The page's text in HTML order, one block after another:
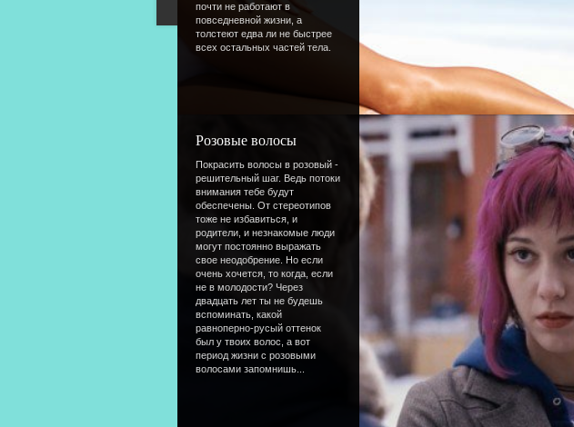
почти не работают в
повседневной жизни, а
толстеют едва ли не быстрее
всех остальных частей тела.
Розовые волосы
Покрасить волосы в розовый -
решительный шаг. Ведь потоки
внимания тебе будут
обеспечены. От стереотипов
тоже не избавиться, и
родители, и незнакомые люди
могут постоянно выражать
свое неодобрение. Но если
очень хочется, то когда, если
не в молодости? Через
двадцать лет ты не будешь
вспоминать, какой
равноперно-русый оттенок
был у твоих волос, а вот
период жизни с розовыми
волосами запомнишь...